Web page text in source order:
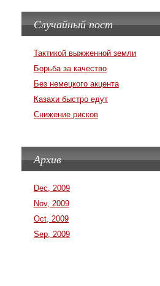
Случайный пост
Тактикой выжженной земли
Борьба за качество
Без немецкого акцента
Казахи быстро едут
Снижение рисков
Архив
Dec, 2009
Nov, 2009
Oct, 2009
Sep, 2009